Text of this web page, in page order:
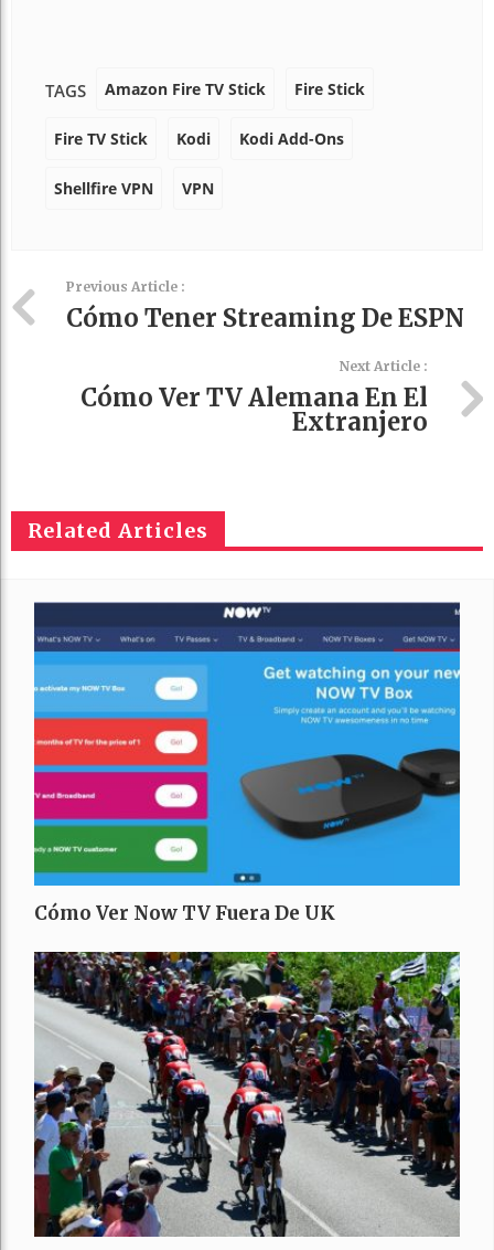
TAGS Amazon Fire TV Stick Fire Stick
Fire TV Stick Kodi Kodi Add-Ons
Shellfire VPN VPN
Previous Article :
Cómo Tener Streaming De ESPN
Next Article :
Cómo Ver TV Alemana En El
Extranjero
Related Articles
Cómo Ver Now TV Fuera De UK